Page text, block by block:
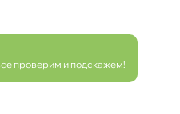
проверим и подскажем!